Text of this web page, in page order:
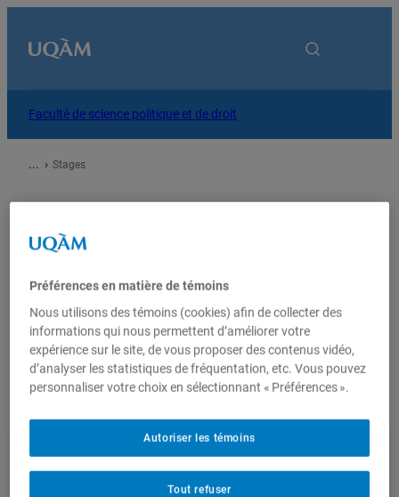
Accueil
À propos
Services
Vous êtes
Faculté de science politique et de droit
Stages
Stages
Centre de développement professionnel,
un pont entre l’université et le milieu
professionnel.
Préférences en matière de témoins
Nous utilisons des témoins (cookies) afin de collecter des
informations qui nous permettent d’améliorer votre
expérience sur le site, de vous proposer des contenus vidéo,
d’analyser les statistiques de fréquentation, etc. Vous pouvez
personnaliser votre choix en sélectionnant « Préférences ».
Tout refuser
Autoriser les témoins